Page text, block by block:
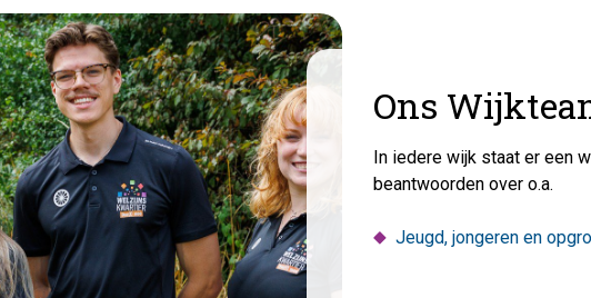
Ons
In iedere wijk staat er een
beantwoorden over o.a.
Jeugd, jongeren en